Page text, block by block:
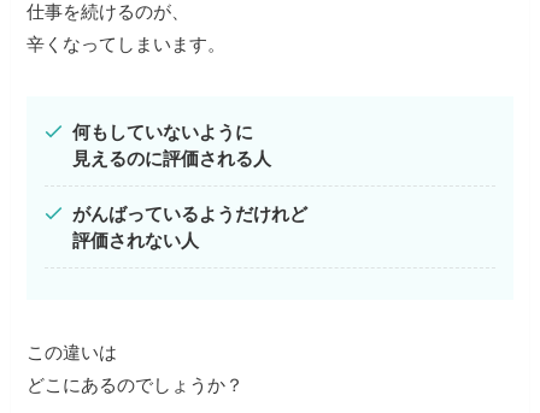
仕事を続けるのが、
辛くなってしまいます。
何もしていないように
見えるのに評価される人
がんばっているようだけれど
評価されない人
この違いは
どこにあるのでしょうか？